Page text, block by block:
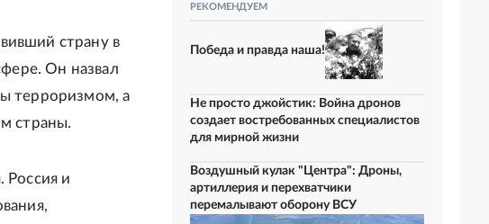
страну в
Он назвал
терроризмом, а
страны.
Россия и
РЕКОМЕНДУЕМ
Победа и правда наша!
Не просто джойстик: Война дронов
создает востребованных специалистов
для мирной жизни
Воздушный кулак "Центра": Дроны,
артиллерия и перехватчики
перемалывают оборону ВСУ